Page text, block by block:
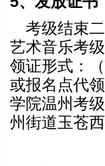
考级结束
艺术音乐考
领证形式：
或报名点代
学院温州考
州街道玉苍